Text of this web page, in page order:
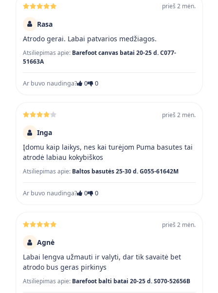
prieš 2 mėn.
Rasa
Atrodo gerai. Labai patvarios medžiagos.
Atsiliepimas apie: Barefoot canvas batai 20-25 d. C077-
51663A
Ar buvo naudinga? 0 0
prieš 2 mėn.
Inga
Įdomu kaip laikys, nes kai turėjom Puma basutes tai
atrodė labiau kokybiškos
Atsiliepimas apie: Baltos basutės 25-30 d. G055-61642M
Ar buvo naudinga? 0 0
prieš 2 mėn.
Agnė
Labai lengva užmauti ir valyti, dar tik savaitė bet
atrodo bus geras pirkinys
Atsiliepimas apie: Barefoot balti batai 20-25 d. S070-52656B